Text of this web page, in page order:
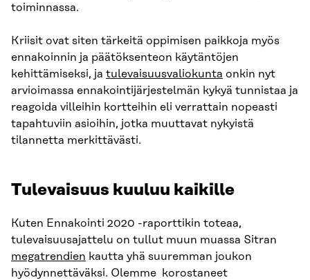
toiminnassa.
Kriisit ovat siten tärkeitä oppimisen paikkoja myös
ennakoinnin ja päätöksenteon käytäntöjen
kehittämiseksi, ja tulevaisuusvaliokunta onkin nyt
arvioimassa ennakointijärjestelmän kykyä tunnistaa ja
reagoida villeihin kortteihin eli verrattain nopeasti
tapahtuviin asioihin, jotka muuttavat nykyistä
tilannetta merkittävästi.
Tulevaisuus kuuluu kaikille
Kuten Ennakointi 2020 -raporttikin toteaa,
tulevaisuusajattelu on tullut muun muassa Sitran
megatrendien kautta yhä suuremman joukon
hyödynnettäväksi. Olemme korostaneet